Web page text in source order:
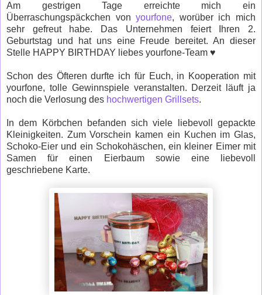
Am gestrigen Tage erreichte mich ein
Überraschungspäckchen vonyourfone, worüber ich mich
sehr gefreut habe. Das Unternehmen feiert Ihren 2.
Geburtstag und hat uns eine Freude bereitet. An dieser
Stelle HAPPY BIRTHDAY liebes yourfone-Team ♥
Schon des Öfteren durfte ich für Euch, in Kooperation mit
yourfone, tolle Gewinnspiele veranstalten. Derzeit läuft ja
noch die Verlosung des hochwertigen Grillsets.
In dem Körbchen befanden sich viele liebevoll gepackte
Kleinigkeiten. Zum Vorschein kamen ein Kuchen im Glas,
Schoko-Eier und ein Schokohäschen, ein kleiner Eimer mit
Samen für einen Eierbaum sowie eine liebevoll
geschriebene Karte.